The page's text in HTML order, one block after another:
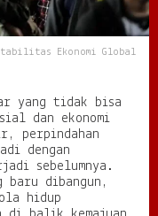
Ekonomi Global
yang tidak bisa
dan ekonomi
perpindahan
dengan
sebelumnya.
baru dibangun,
hidup